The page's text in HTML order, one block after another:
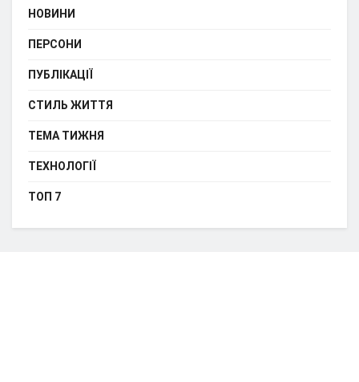
НОВИНИ
ПЕРСОНИ
ПУБЛІКАЦІЇ
СТИЛЬ ЖИТТЯ
ТЕМА ТИЖНЯ
ТЕХНОЛОГІЇ
ТОП 7